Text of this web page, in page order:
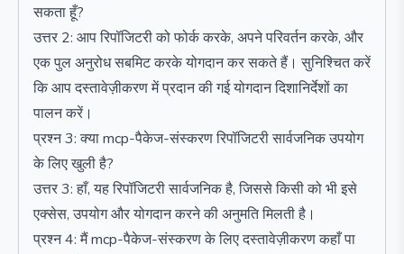
सकता हूँ?
उत्तर 2: आप रिपॉजिटरी को फोर्क करके, अपने परिवर्तन करके, और
एक पुल अनुरोध सबमिट करके योगदान कर सकते हैं। सुनिश्चित करें
कि आप दस्तावेज़ीकरण में प्रदान की गई योगदान दिशानिर्देशों का
पालन करें।
प्रश्न 3: क्या mcp-पैकेज-संस्करण रिपॉजिटरी सार्वजनिक उपयोग
के लिए खुली है?
उत्तर 3: हाँ, यह रिपॉजिटरी सार्वजनिक है, जिससे किसी को भी इसे
एक्सेस, उपयोग और योगदान करने की अनुमति मिलती है।
प्रश्न 4: मैं mcp-पैकेज-संस्करण के लिए दस्तावेज़ीकरण कहाँ पा